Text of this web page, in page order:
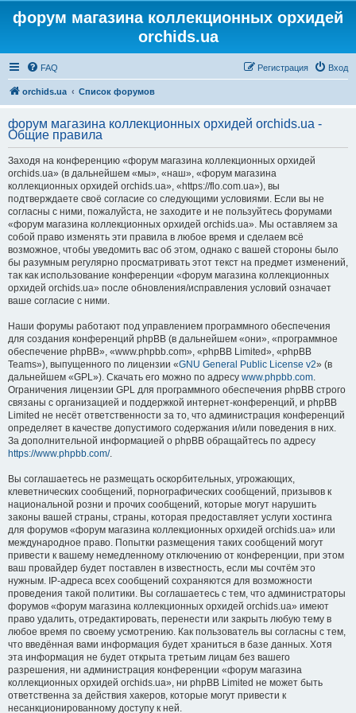
форум магазина коллекционных орхидей
orchids.ua
FAQ Вход
Регистрация
orchids.ua Список форумов
форум магазина коллекционных орхидей orchids.ua -
Общие правила
Заходя на конференцию «форум магазина коллекционных орхидей
orchids.ua» (в дальнейшем «мы», «наш», «форум магазина
коллекционных орхидей orchids.ua», «https://flo.com.ua»), вы
подтверждаете своё согласие со следующими условиями. Если вы не
согласны с ними, пожалуйста, не заходите и не пользуйтесь форумами
«форум магазина коллекционных орхидей orchids.ua». Мы оставляем за
собой право изменять эти правила в любое время и сделаем всё
возможное, чтобы уведомить вас об этом, однако с вашей стороны было
бы разумным регулярно просматривать этот текст на предмет изменений,
так как использование конференции «форум магазина коллекционных
орхидей orchids.ua» после обновления/исправления условий означает
ваше согласие с ними.
Наши форумы работают под управлением программного обеспечения
для создания конференций phpBB (в дальнейшем «они», «программное
обеспечение phpBB», «www.phpbb.com», «phpBB Limited», «phpBB
Teams»), выпущенного по лицензии «GNU General Public License v2» (в
дальнейшем «GPL»). Скачать его можно по адресу www.phpbb.com.
Ограничения лицензии GPL для программного обеспечения phpBB строго
связаны с организацией и поддержкой интернет-конференций, и phpBB
Limited не несёт ответственности за то, что администрация конференций
определяет в качестве допустимого содержания и/или поведения в них.
За дополнительной информацией о phpBB обращайтесь по адресу
https://www.phpbb.com/.
Вы соглашаетесь не размещать оскорбительных, угрожающих,
клеветнических сообщений, порнографических сообщений, призывов к
национальной розни и прочих сообщений, которые могут нарушить
законы вашей страны, страны, которая предоставляет услуги хостинга
для форумов «форум магазина коллекционных орхидей orchids.ua» или
международное право. Попытки размещения таких сообщений могут
привести к вашему немедленному отключению от конференции, при этом
ваш провайдер будет поставлен в известность, если мы сочтём это
нужным. IP-адреса всех сообщений сохраняются для возможности
проведения такой политики. Вы соглашаетесь с тем, что администраторы
форумов «форум магазина коллекционных орхидей orchids.ua» имеют
право удалить, отредактировать, перенести или закрыть любую тему в
любое время по своему усмотрению. Как пользователь вы согласны с тем,
что введённая вами информация будет храниться в базе данных. Хотя
эта информация не будет открыта третьим лицам без вашего
разрешения, ни администрация конференции «форум магазина
коллекционных орхидей orchids.ua», ни phpBB Limited не может быть
ответственна за действия хакеров, которые могут привести к
несанкционированному доступу к ней.